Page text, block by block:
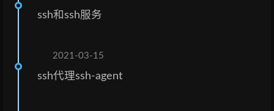
ssh和ssh服务
2021-03-15
ssh代理ssh-agent